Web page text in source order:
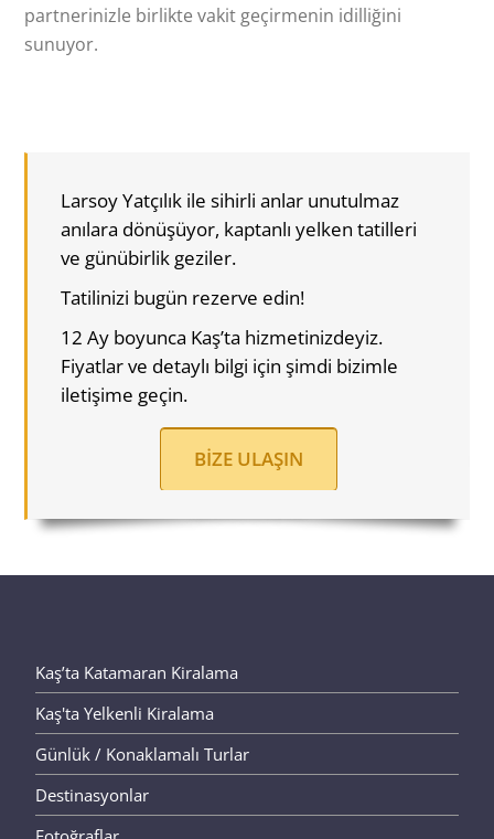
partnerinizle birlikte vakit geçirmenin idilliğini
sunuyor.
Larsoy Yatçılık ile sihirli anlar unutulmaz
anılara dönüşüyor, kaptanlı yelken tatilleri
ve günübirlik geziler.
Tatilinizi bugün rezerve edin!
12 Ay boyunca Kaş’ta hizmetinizdeyiz.
Fiyatlar ve detaylı bilgi için şimdi bizimle
iletişime geçin.
BIZE ULAŞIN
Kaş’ta Katamaran Kiralama
Kaş'ta Yelkenli Kiralama
Günlük / Konaklamalı Turlar
Destinasyonlar